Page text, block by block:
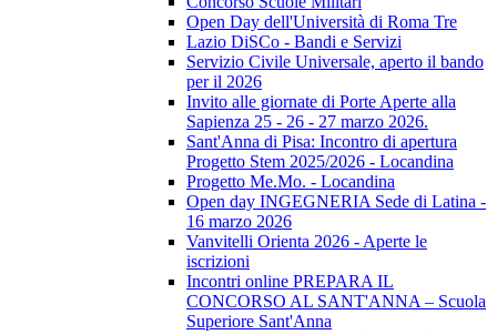
Open Day dell'Università di Roma Tre
Lazio DiSCo - Bandi e Servizi
Servizio Civile Universale, aperto il bando
per il 2026
Invito alle giornate di Porte Aperte alla
Sapienza 25 - 26 - 27 marzo 2026.
Sant'Anna di Pisa: Incontro di apertura
Progetto Stem 2025/2026 - Locandina
Progetto Me.Mo. - Locandina
Open day INGEGNERIA Sede di Latina -
16 marzo 2026
Vanvitelli Orienta 2026 - Aperte le
iscrizioni
Incontri online PREPARA IL
CONCORSO AL SANT'ANNA – Scuola
Superiore Sant'Anna